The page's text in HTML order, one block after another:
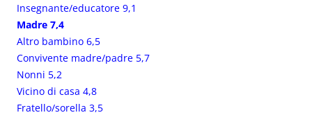
Insegnante/educatore 9,1
Madre 7,4
Altro bambino 6,5
Convivente madre/padre 5,7
Nonni 5,2
Vicino di casa 4,8
Fratello/sorella 3,5